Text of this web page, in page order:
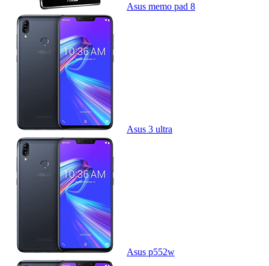
Asus memo pad 8
Asus 3 ultra
Asus p552w